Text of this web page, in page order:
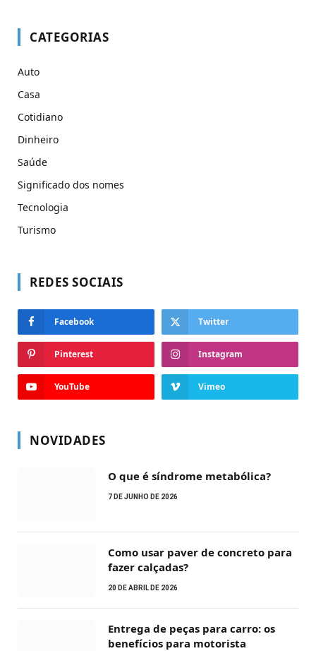
CATEGORIAS
Auto
Casa
Cotidiano
Dinheiro
Saúde
Significado dos nomes
Tecnologia
Turismo
REDES SOCIAIS
Facebook Twitter
Pinterest Instagram
YouTube Vimeo
NOVIDADES
O que é síndrome metabólica?
7 DE JUNHO DE 2026
Como usar paver de concreto para
fazer calçadas?
20 DE ABRIL DE 2026
Entrega de peças para carro: os
benefícios para motorista